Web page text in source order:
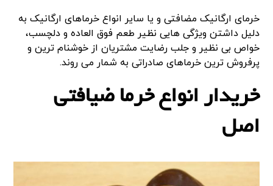
خرمای ارگانیک مضافتی و یا سایر انواع خرماهای ارگانیک به
دلیل داشتن ویژگی هایی نظیر طعم فوق العاده و دلچسب،
خواص بی نظیر و جلب رضایت مشتریان از خوشنام ترین و
پرفروش ترین خرماهای صادراتی به شمار می روند.
خریدار انواع خرما ضیافتی
اصل